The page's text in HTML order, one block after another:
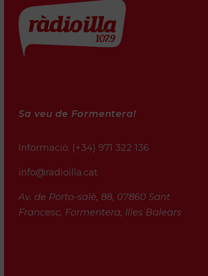
Sa veu de Formentera!
Informació: (+34) 971 322 136
info@radioilla.cat
Av. de Porto-salè, 88, 07860 Sant
Francesc, Formentera, Illes Balears